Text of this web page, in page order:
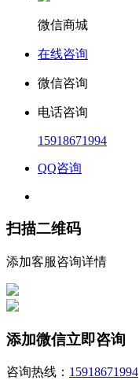
微信商城
在线咨询
微信咨询
电话咨询
15918671994
QQ咨询
扫描二维码
添加客服咨询详情
添加微信立即咨询
咨询热线： 15918671994